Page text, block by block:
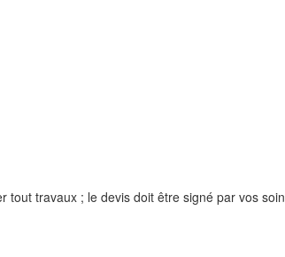
travaux ; le devis doit être signé par vos